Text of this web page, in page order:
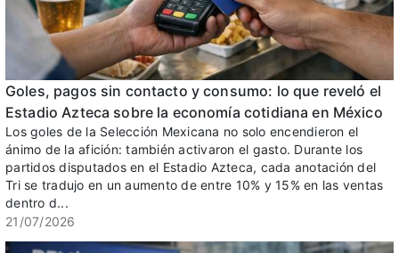
Goles, pagos sin contacto y consumo: lo que reveló el
Estadio Azteca sobre la economía cotidiana en México
Los goles de la Selección Mexicana no solo encendieron el
ánimo de la afición: también activaron el gasto. Durante los
partidos disputados en el Estadio Azteca, cada anotación del
Tri se tradujo en un aumento de entre 10% y 15% en las ventas
dentro d...
21/07/2026